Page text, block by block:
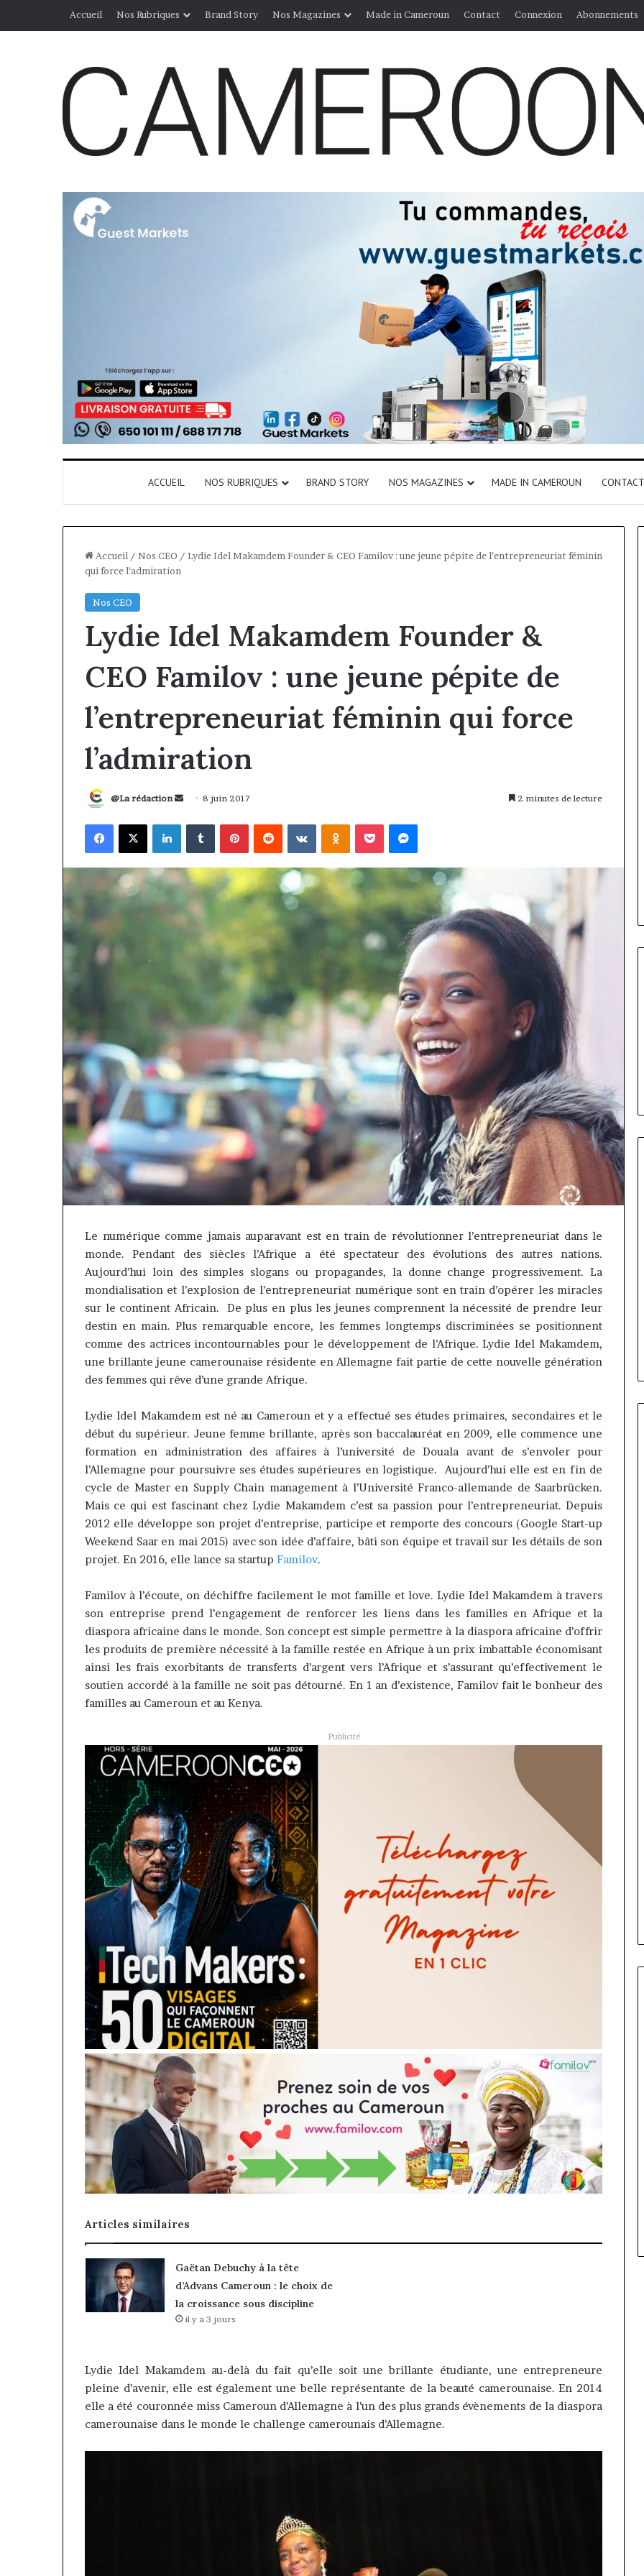
Accueil Nos Rubriques Brand Story Nos Magazines Made in Cameroun Contact Connexion Abonnements
ACCUEIL NOS RUBRIQUES BRAND STORY NOS MAGAZINES MADE IN CAMEROUN CONTACT
Accueil / Nos CEO / Lydie Idel Makamdem Founder & CEO Familov : une jeune pépite de l’entrepreneuriat féminin
qui force l’admiration
Nos CEO
Lydie Idel Makamdem Founder &
CEO Familov : une jeune pépite de
l’entrepreneuriat féminin qui force
l’admiration
@La rédaction
Envoyer
courriel
8 juin 2017 2 minutes de lecture
Facebook
X LinkedinTumblrPinterestReddit VKontakteOdnoklassniki
Pocket Messenger
Le numérique comme jamais auparavant est en train de révolutionner l’entrepreneuriat dans le
monde. Pendant des siècles l’Afrique a été spectateur des évolutions des autres nations.
Aujourd’hui loin des simples slogans ou propagandes, la donne change progressivement. La
mondialisation et l’explosion de l’entrepreneuriat numérique sont en train d’opérer les miracles
sur le continent Africain. De plus en plus les jeunes comprennent la nécessité de prendre leur
destin en main. Plus remarquable encore, les femmes longtemps discriminées se positionnent
comme des actrices incontournables pour le développement de l’Afrique.Lydie Idel Makamdem,
une brillante jeune camerounaise résidente en Allemagne fait partie de cette nouvelle génération
des femmes qui rêve d’une grande Afrique.
Lydie Idel Makamdem est né au Cameroun et y a effectué ses études primaires, secondaires et le
début du supérieur. Jeune femme brillante, après son baccalauréat en 2009, elle commence une
formation en administration des affaires à l’université de Douala avant de s’envoler pour
l’Allemagne pour poursuivre ses études supérieures en logistique. Aujourd’hui elle est en fin de
cycle de Master en Supply Chain management à l’Université Franco-allemande de Saarbrücken.
Mais ce qui est fascinant chez Lydie Makamdem c’est sa passion pour l’entrepreneuriat. Depuis
2012 elle développe son projet d’entreprise, participe et remporte des concours (Google Start-up
Weekend Saar en mai 2015) avec son idée d’affaire, bâti son équipe et travail sur les détails de son
projet. En 2016, elle lance sa startup Familov.
Familov à l’écoute, on déchiffre facilement le mot famille et love. Lydie Idel Makamdem à travers
son entreprise prend l’engagement de renforcer les liens dans les familles en Afrique et la
diaspora africaine dans le monde. Son concept est simple permettre à la diaspora africaine d’offrir
les produits de première nécessité à la famille restée en Afrique à un prix imbattable économisant
ainsi les frais exorbitants de transferts d’argent vers l’Afrique et s’assurant qu’effectivement le
soutien accordé à la famille ne soit pas détourné. En 1 an d’existence, Familov fait le bonheur des
familles au Cameroun et au Kenya.
Publicité
Articles similaires
Gaëtan Debuchy à la tête
d’Advans Cameroun : le choix de
la croissance sous discipline
il y a 3 jours
Lydie Idel Makamdem au-delà du fait qu’elle soit une brillante étudiante, une entrepreneure
pleine d’avenir, elle est également une belle représentante de la beauté camerounaise. En 2014
elle a été couronnée miss Cameroun d’Allemagne à l’un des plus grands évènements de la diaspora
camerounaise dans le monde le challenge camerounais d’Allemagne.
« Cette plateforme va
contribuer à faire évoluer le
regard porté sur la diaspora »
samir Bouzidi se confie sur
jesuisaucameroun com
Fondation
Cameroun
:
Rose
Leke
la
présidence
du
conseil,
Emmanuel
nommé
vice-
président
il y a 20 heures
Fondation MTN Cameroun :
Rose Leke prend la présidence
du conseil, Jean-Emmanuel
Pondi nommé vice-président
Gaëtan
à
la
tête
d’Advans
:
le
choix
de
discipline
il y a 3 jours
Gaëtan Debuchy à la tête
d’Advans Cameroun : le choix
de la croissance sous discipline